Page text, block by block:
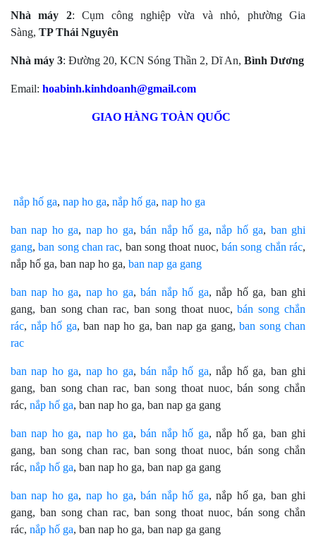
Nhà máy 2: Cụm công nghiệp vừa và nhỏ, phường Gia
Sàng, TP Thái Nguyên
Nhà máy 3: Đường 20, KCN Sóng Thần 2, Dĩ An, Bình Dương
Email: hoabinh.kinhdoanh@gmail.com
GIAO HÀNG TOÀN QUỐC
nắp hố ga, nap ho ga, nắp hố ga, nap ho ga
ban nap ho ga, nap ho ga,bán nắp hố ga,nắp hố ga, ban ghi
gang,ban song chan rac, ban song thoat nuoc,bán song chắn rác,
nắp hố ga, ban nap ho ga, ban nap ga gang
ban nap ho ga, nap ho ga,bán nắp hố ga, nắp hố ga, ban ghi
gang, ban song chan rac, ban song thoat nuoc,bán song chắn
rác, nắp hố ga, ban nap ho ga, ban nap ga gang, ban song chan
rac
ban nap ho ga, nap ho ga,bán nắp hố ga, nắp hố ga, ban ghi
gang, ban song chan rac, ban song thoat nuoc, bán song chắn
rác, nắp hố ga, ban nap ho ga, ban nap ga gang
ban nap ho ga, nap ho ga,bán nắp hố ga, nắp hố ga, ban ghi
gang, ban song chan rac, ban song thoat nuoc, bán song chắn
rác, nắp hố ga, ban nap ho ga, ban nap ga gang
ban nap ho ga, nap ho ga,bán nắp hố ga, nắp hố ga, ban ghi
gang, ban song chan rac, ban song thoat nuoc, bán song chắn
rác, nắp hố ga, ban nap ho ga, ban nap ga gang